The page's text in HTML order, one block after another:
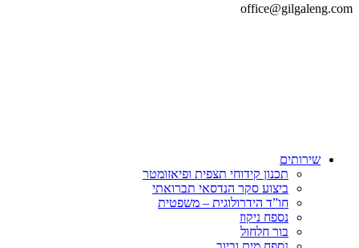
office@gilgaleng.com
שירותים
תכנון קידוחי תצפית ופיאזומטר
ביצוע סקר הנדסאי תברואתי
חו”ד הידרולוגית – משפטית
נספח ניקוז
בור חלחול